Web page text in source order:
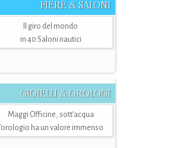
FIERE & SALONI
Il giro del mondo
in 40 Saloni nautici
GIOIELLI & OROLOGI
Maggi Officine, sott’acqua
l'orologio ha un valore immenso